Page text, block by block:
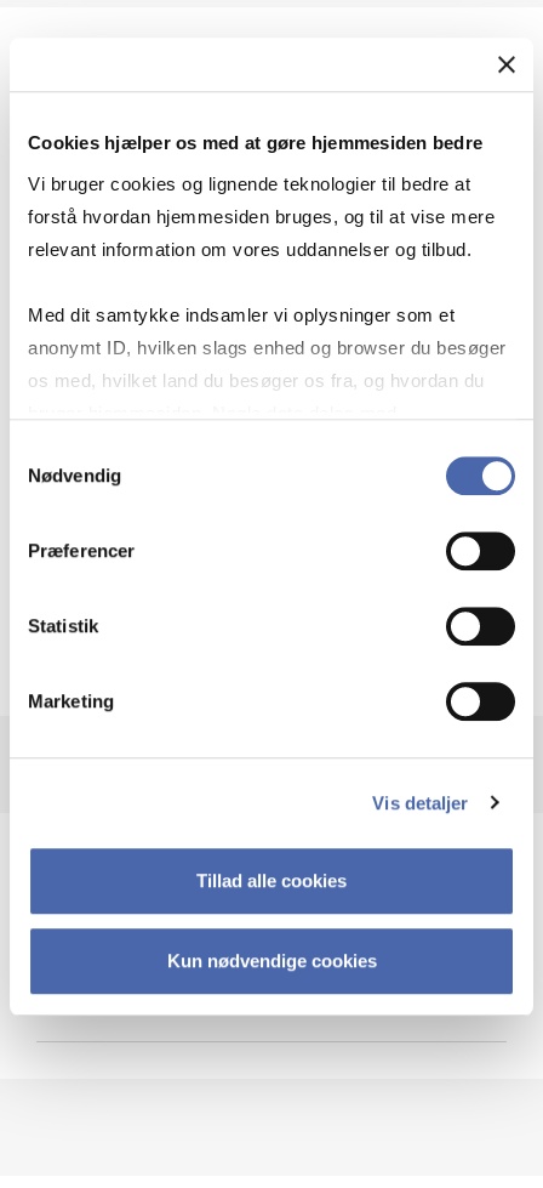
Cookies hjælper os med at gøre hjemmesiden bedre
Vi bruger cookies og lignende teknologier til bedre at
forstå hvordan hjemmesiden bruges, og til at vise mere
relevant information om vores uddannelser og tilbud.
Med dit samtykke indsamler vi oplysninger som et
anonymt ID, hvilken slags enhed og browser du besøger
os med, hvilket land du besøger os fra, og hvordan du
markedsføring. Du bestemmer selv - og kan altid trække
Nødvendig
Præferencer
Statistik
Marketing
Vis detaljer
Tillad alle cookies
Kun nødvendige cookies
Geopolitik og businesssikkerhed
navigerer man som virksomhed?
Krigen i Ukraine
Cybersikkerhed